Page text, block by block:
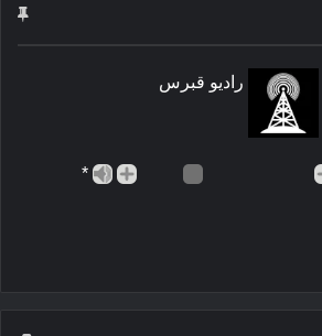
رادیو قبرس
*